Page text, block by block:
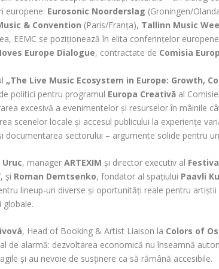
europene: Eurosonic Noorderslag (Groningen/
& Convention (Paris/Franța), Tallinn Music
EEMC se poziționează în elita conferințelor
Europe Dialogue, contractate de Comisia
„The Live Music Ecosystem in Europe: Growth,
politici pentru programul Europa Creativă al
excesivă a evenimentelor și resurselor în mâinile
scenelor locale și accesul publicului la experiențe
documentarea sectorului – argumente solide pentru
, managerARTEXIM și director executiv al
, și Roman Demtsenko, fondator al spațiului Paavli
lineup-uri diverse și oportunități reale pentru
globale.
, Head of Booking & Artist Liaison la Colors of
de alarmă: dezvoltarea economică nu înseamnă
și au nevoie de susținere ca să rămână accesibile.